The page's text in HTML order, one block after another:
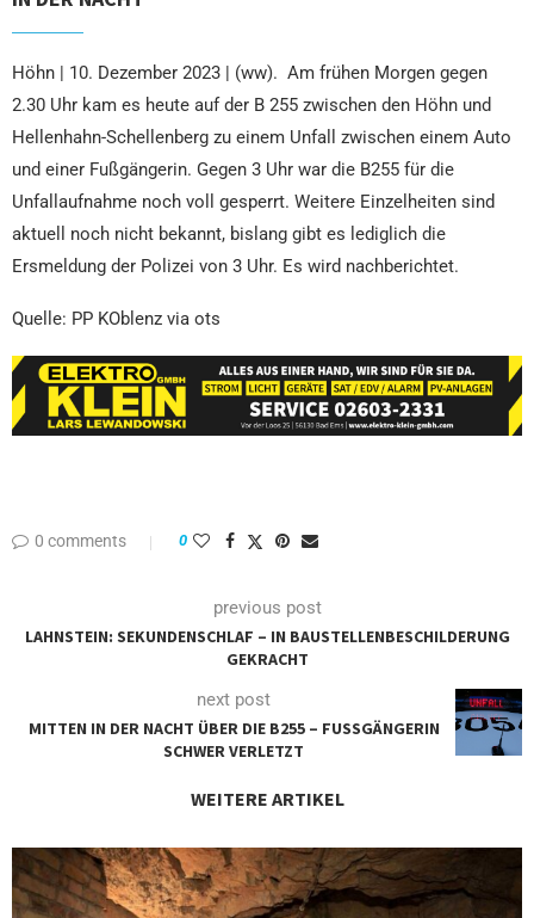
Höhn | 10. Dezember 2023 | (ww). Am frühen Morgen gegen
2.30 Uhr kam es heute auf der B 255 zwischen den Höhn und
Hellenhahn-Schellenberg zu einem Unfall zwischen einem Auto
und einer Fußgängerin. Gegen 3 Uhr war die B255 für die
Unfallaufnahme noch voll gesperrt. Weitere Einzelheiten sind
aktuell noch nicht bekannt, bislang gibt es lediglich die
Ersmeldung der Polizei von 3 Uhr. Es wird nachberichtet.
Quelle: PP KOblenz via ots
0 comments 0
previous post
LAHNSTEIN: SEKUNDENSCHLAF – IN BAUSTELLENBESCHILDERUNG
GEKRACHT
next post
MITTEN IN DER NACHT ÜBER DIE B255 – FUSSGÄNGERIN S
CHWER VERLETZT
WEITERE ARTIKEL